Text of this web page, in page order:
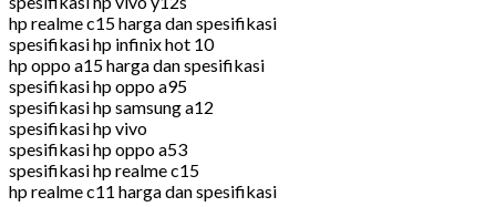
hp realme c15 harga dan spesifikasi
spesifikasi hp infinix hot 10
hp oppo a15 harga dan spesifikasi
spesifikasi hp oppo a95
spesifikasi hp samsung a12
spesifikasi hp vivo
spesifikasi hp oppo a53
spesifikasi hp realme c15
hp realme c11 harga dan spesifikasi